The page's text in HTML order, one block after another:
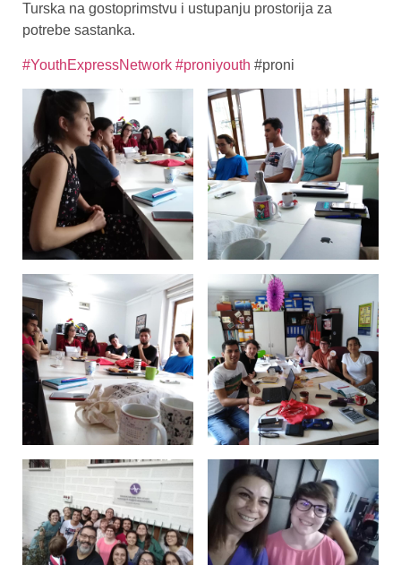
Turska na gostoprimstvu i ustupanju prostorija za
potrebe sastanka.
#YouthExpressNetwork #proniyouth #proni